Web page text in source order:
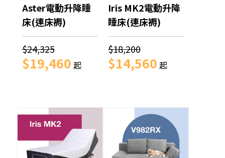
Aster電動升降睡
床(連床褥)
$24,325
$19,460 起
Iris MK2電動升降
睡床(連床褥)
$18,200
$14,560 起